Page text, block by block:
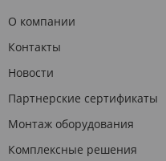
О компании
Контакты
Новости
Партнерские сертификаты
Монтаж оборудования
Комплексные решения